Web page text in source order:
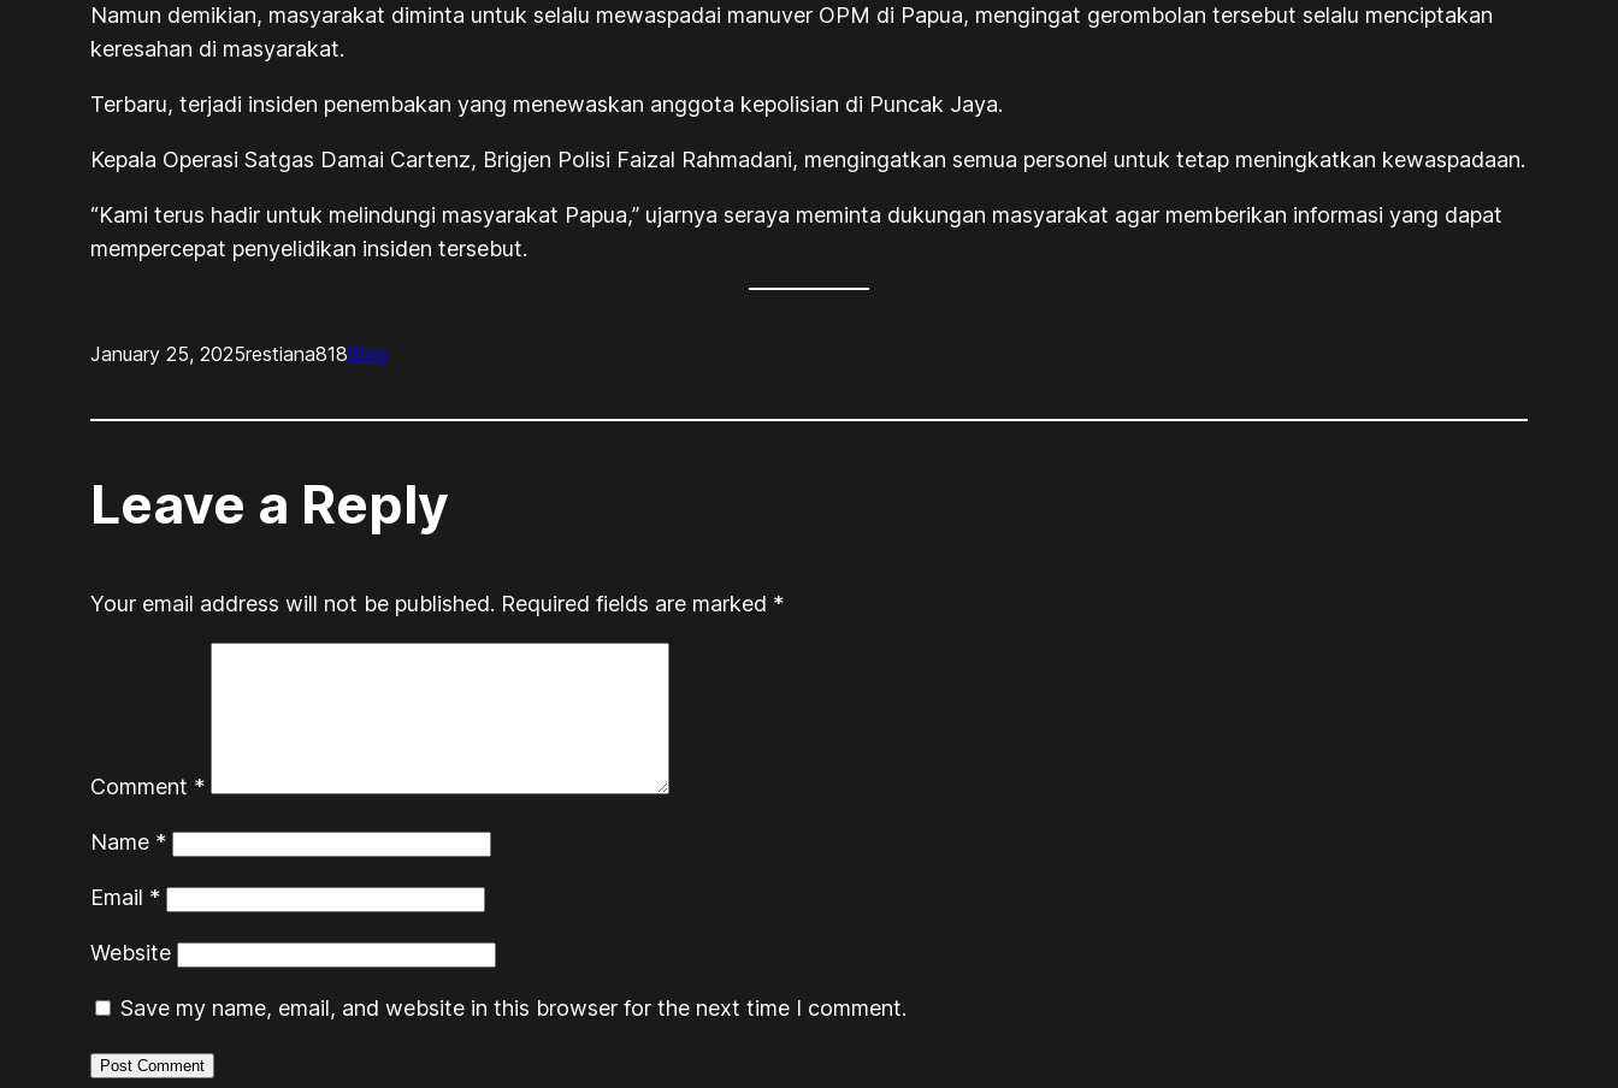
Namun demikian, masyarakat diminta untuk selalu mewaspadai manuver OPM di Papua, mengingat gerombolan tersebut selalu menciptakan
keresahan di masyarakat.
Terbaru, terjadi insiden penembakan yang menewaskan anggota kepolisian di Puncak Jaya.
Kepala Operasi Satgas Damai Cartenz, Brigjen Polisi Faizal Rahmadani, mengingatkan semua personel untuk tetap meningkatkan kewaspadaan.
“Kami terus hadir untuk melindungi masyarakat Papua,” ujarnya seraya meminta dukungan masyarakat agar memberikan informasi yang dapat
mempercepat penyelidikan insiden tersebut.
January 25, 2025restiana818Blog
Leave a Reply
Your email address will not be published. Required fields are marked *
Comment *
Name *
Email *
Website
Save my name, email, and website in this browser for the next time I comment.